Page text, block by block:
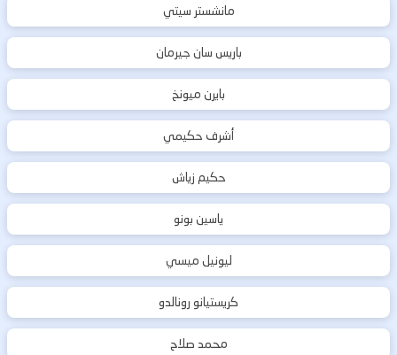
مانشستر سيتي
باريس سان جيرمان
بايرن ميونخ
أشرف حكيمي
حكيم زياش
ياسين بونو
ليونيل ميسي
كريستيانو رونالدو
محمد صلاح